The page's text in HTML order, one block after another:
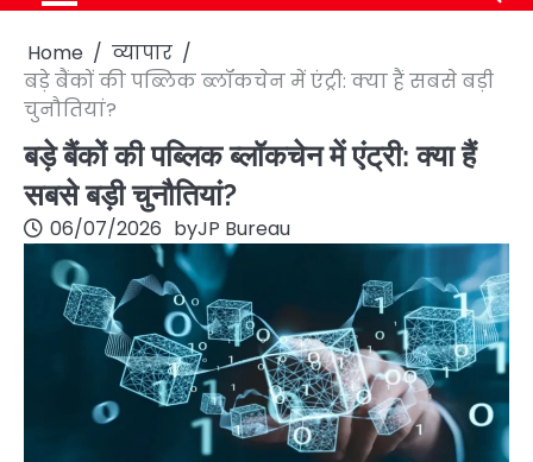
Home
व्यापार
बड़े बैंकों की पब्लिक ब्लॉकचेन में एंट्री: क्या हैं सबसे बड़ी
चुनौतियां?
बड़े बैंकों की पब्लिक ब्लॉकचेन में एंट्री: क्या हैं
सबसे बड़ी चुनौतियां?
06/07/2026 byJP Bureau